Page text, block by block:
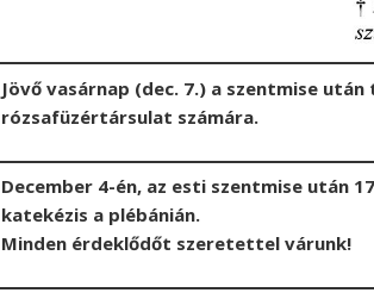
Jövő vasárnap (dec. 7.) a szentmise
rózsafüzértársulat számára.
December 4-én, az esti szentmise után
katekézis a plébánián.
Minden érdeklődőt szeretettel várunk!